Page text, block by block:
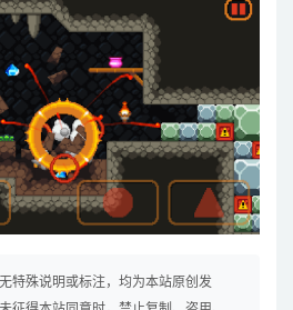
特殊说明或标注，均为本站原创发